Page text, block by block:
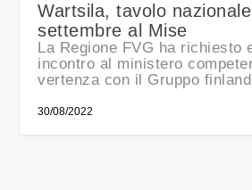
Wartsila, tavolo
settembre al Mise
La Regione FVG ha richiesto
incontro al ministero
vertenza con il Gruppo
30/08/2022